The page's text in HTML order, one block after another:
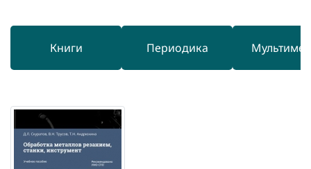
Книги Периодика